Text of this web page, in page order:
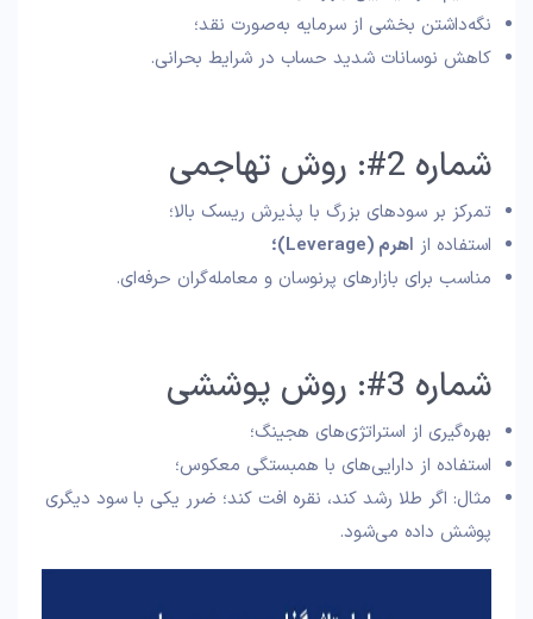
نگه‌داشتن بخشی از سرمایه به‌صورت نقد؛
کاهش نوسانات شدید حساب در شرایط بحرانی.
شماره 2#: روش تهاجمی
تمرکز بر سودهای بزرگ با پذیرش ریسک بالا؛
استفاده از اهرم (Leverage)؛
مناسب برای بازارهای پرنوسان و معامله‌گران حرفه‌ای.
شماره 3#: روش پوششی
بهره‌گیری از استراتژی‌های هجینگ؛
استفاده از دارایی‌های با همبستگی معکوس؛
مثال: اگر طلا رشد کند، نقره افت کند؛ ضرر یکی با سود دیگری
پوشش داده می‌شود.